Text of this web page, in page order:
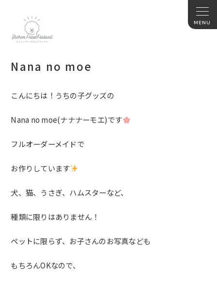
Nana no moe
こんにちは！うちの子グッズの
Nana no moe(ナナナーモエ)です
フルオーダーメイドで
お作りしています
犬、猫、うさぎ、ハムスターなど、
種類に限りはありません！
ペットに限らず、お子さんのお写真なども
もちろんOKなので、